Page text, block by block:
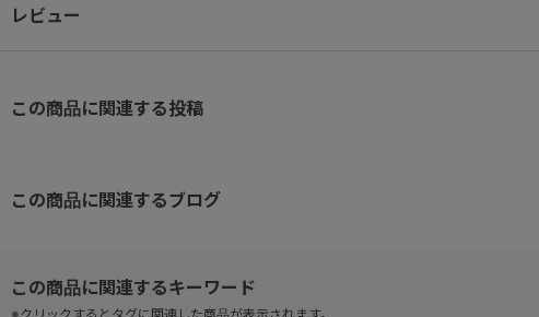
レビュー
この商品に関連する投稿
この商品に関連するブログ